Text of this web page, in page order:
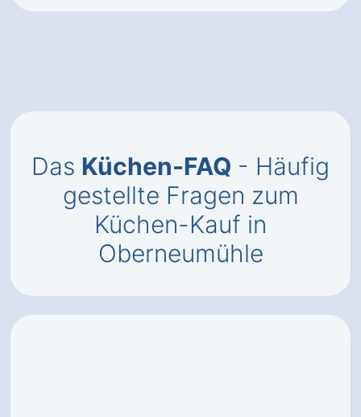
Das Küchen-FAQ - Häufig
gestellte Fragen zum
Küchen-Kauf in
Oberneumühle